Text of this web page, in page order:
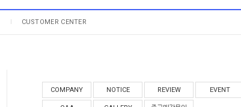
CUSTOMER CENTER
COMPANY NOTICE REVIEW EVENT